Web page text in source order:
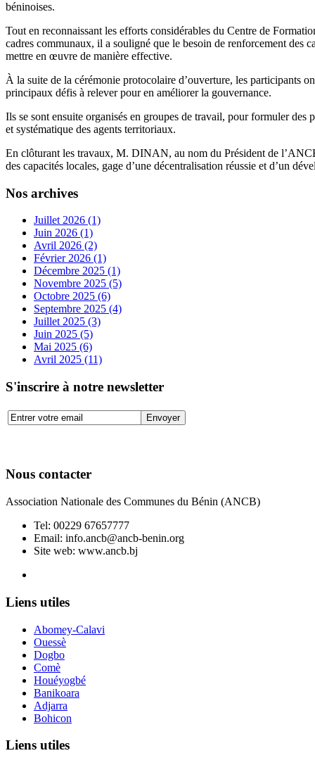
béninoises.
Tout en reconnaissant les efforts considérables du Centre de
cadres communaux, il a souligné que le besoin de renforcement des
mettre en œuvre de manière effective.
À la suite de la cérémonie protocolaire d’ouverture, les participants
principaux défis à relever pour en améliorer la gouvernance.
Ils se sont ensuite organisés en groupes de travail, pour formuler des
et systématique des agents territoriaux.
En clôturant les travaux, M. DINAN, au nom du Président de
des capacités locales, gage d’une décentralisation réussie et d’un
Nos archives
Juillet 2026 (1)
Juin 2026 (1)
Avril 2026 (2)
Février 2026 (1)
Décembre 2025 (1)
Novembre 2025 (5)
Octobre 2025 (6)
Septembre 2025 (4)
Juillet 2025 (3)
Juin 2025 (5)
Mai 2025 (6)
Avril 2025 (11)
S'inscrire à notre newsletter
Nous contacter
Association Nationale des Communes du Bénin (ANCB)
Tel: 00229 67657777
Email: info.ancb@ancb-benin.org
Site web: www.ancb.bj
Liens utiles
Abomey-Calavi
Ouessè
Dogbo
Comè
Houéyogbé
Banikoara
Adjarra
Bohicon
Liens utiles